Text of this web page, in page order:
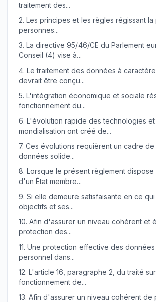
traitement des...
2. Les principes et les règles régissant
personnes...
3. La directive 95/46/CE du Parlement
Conseil (4) vise à...
4. Le traitement des données à
devrait être conçu...
5. L'intégration économique et sociale
fonctionnement du...
6. L'évolution rapide des technologies et
mondialisation ont créé de...
7. Ces évolutions requièrent un cadre
données solide...
8. Lorsque le présent règlement
d'un État membre...
9. Si elle demeure satisfaisante en ce
objectifs et ses...
10. Afin d'assurer un niveau cohérent et
protection des...
11. Une protection effective des
personnel dans...
12. L'article 16, paragraphe 2, du traité
fonctionnement de...
13. Afin d'assurer un niveau cohérent de